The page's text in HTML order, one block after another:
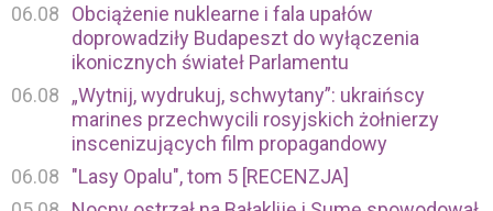
06.08
Obciążenie nuklearne i fala upałów
doprowadziły Budapeszt do wyłączenia
ikonicznych świateł Parlamentu
06.08
„Wytnij, wydrukuj, schwytany”: ukraińscy
marines przechwycili rosyjskich żołnierzy
inscenizujących film propagandowy
06.08
"Lasy Opalu", tom 5 [RECENZJA]